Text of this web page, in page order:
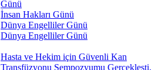
Günü
İnsan Hakları Günü
Dünya Engelliler Günü
Dünya Engelliler Günü
Hasta ve Hekim için Güvenli Kan
Transfüzyonu Sempozyumu Gerçekleşti.